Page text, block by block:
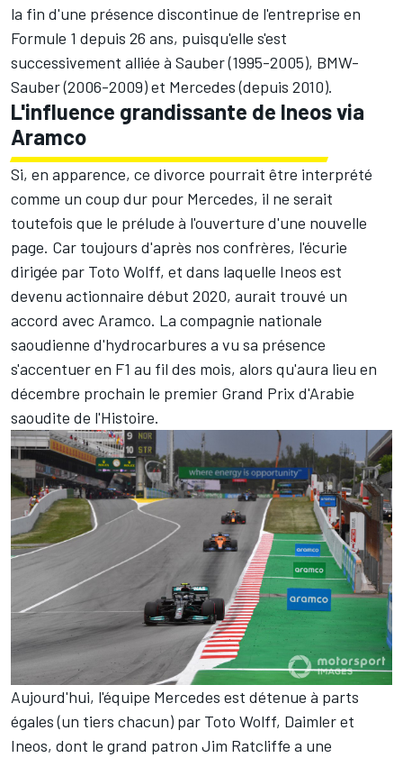
la fin d'une présence discontinue de l'entreprise en
Formule 1 depuis 26 ans, puisqu'elle s'est
successivement alliée à Sauber (1995-2005), BMW-
Sauber (2006-2009) et Mercedes (depuis 2010).
L'influence grandissante de Ineos via
Aramco
Si, en apparence, ce divorce pourrait être interprété
comme un coup dur pour Mercedes, il ne serait
toutefois que le prélude à l'ouverture d'une nouvelle
page. Car toujours d'après nos confrères, l'écurie
dirigée par Toto Wolff, et dans laquelle Ineos est
devenu actionnaire début 2020, aurait trouvé un
accord avec Aramco. La compagnie nationale
saoudienne d'hydrocarbures a vu sa présence
s'accentuer en F1 au fil des mois, alors qu'aura lieu en
décembre prochain le premier Grand Prix d'Arabie
saoudite de l'Histoire.
Aujourd'hui, l'équipe Mercedes est détenue à parts
égales (un tiers chacun) par Toto Wolff, Daimler et
Ineos, dont le grand patron Jim Ratcliffe a une